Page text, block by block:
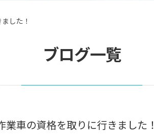
した！
ブログ一覧
業車の資格を取りに行きました！